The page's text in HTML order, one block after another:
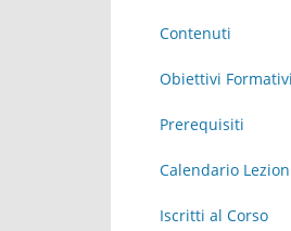
Contenuti
Obiettivi Formativi
Prerequisiti
Calendario
Iscritti al Corso